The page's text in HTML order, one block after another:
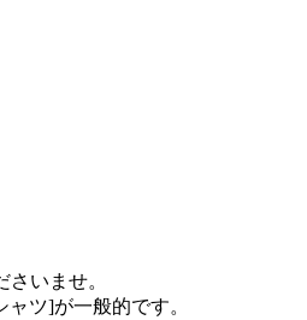
いませ。
ツ]が一般的です。